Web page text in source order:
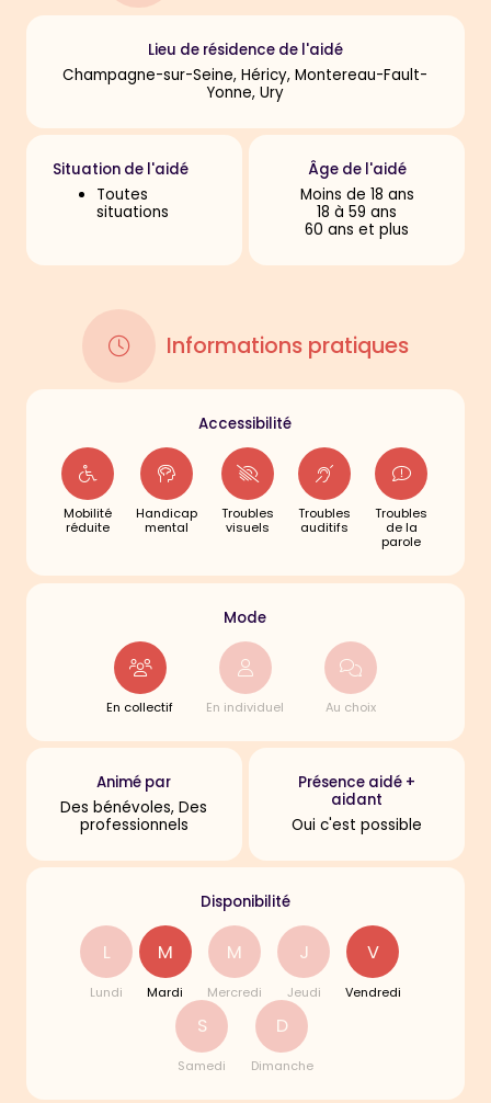
Lieu de résidence de l'aidé
Champagne-sur-Seine, Héricy, Montereau-Fault-
Yonne, Ury
Situation de l'aidé
Toutes
situations
Âge de l'aidé
Moins de 18 ans
18 à 59 ans
60 ans et plus
Informations pratiques
Accessibilité
Mobilité
réduite
Handicap
mental
Troubles
visuels
Troubles
auditifs
Troubles
de la
parole
Mode
En collectif En individuel Au choix
Animé par
Des bénévoles, Des
professionnels
Présence aidé +
aidant
Oui c'est possible
Disponibilité
L
Lundi
M
Mardi
M
Mercredi
J
Jeudi
V
Vendredi
S
Samedi
D
Dimanche